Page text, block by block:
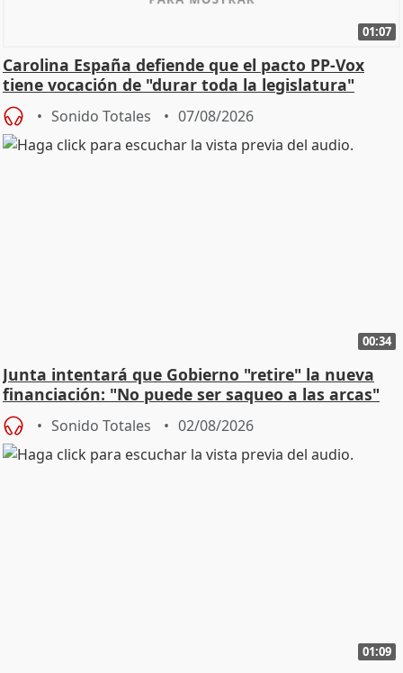
01:07
Carolina España defiende que el pacto PP-Vox
tiene vocación de "durar toda la legislatura"
Sonido Totales 07/08/2026
00:34
Junta intentará que Gobierno "retire" la nueva
financiación: "No puede ser saqueo a las arcas"
Sonido Totales 02/08/2026
01:09